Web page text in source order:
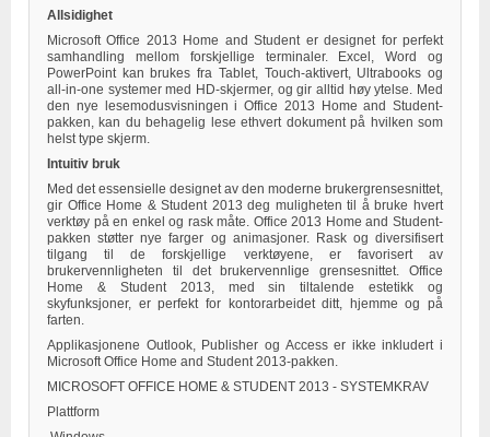
Allsidighet
Microsoft Office 2013 Home and Student er designet for perfekt
samhandling mellom forskjellige terminaler. Excel, Word og
PowerPoint kan brukes fra Tablet, Touch-aktivert, Ultrabooks og
all-in-one systemer med HD-skjermer, og gir alltid høy ytelse. Med
den nye lesemodusvisningen i Office 2013 Home and Student-
pakken, kan du behagelig lese ethvert dokument på hvilken som
helst type skjerm.
Intuitiv bruk
Med det essensielle designet av den moderne brukergrensesnittet,
gir Office Home & Student 2013 deg muligheten til å bruke hvert
verktøy på en enkel og rask måte. Office 2013 Home and Student-
pakken støtter nye farger og animasjoner. Rask og diversifisert
tilgang til de forskjellige verktøyene, er favorisert av
brukervennligheten til det brukervennlige grensesnittet. Office
Home & Student 2013, med sin tiltalende estetikk og
skyfunksjoner, er perfekt for kontorarbeidet ditt, hjemme og på
farten.
Applikasjonene Outlook, Publisher og Access er ikke inkludert i
Microsoft Office Home and Student 2013-pakken.
MICROSOFT OFFICE HOME & STUDENT 2013 - SYSTEMKRAV
Plattform